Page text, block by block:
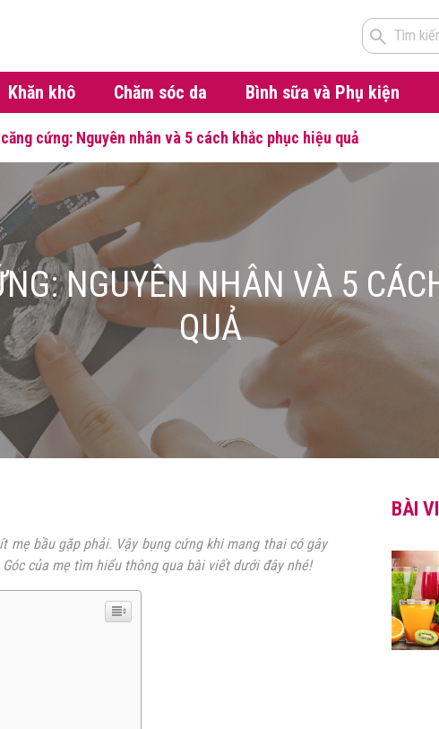
Tìm
Khăn khô Chăm sóc da Bình sữa và Phụ kiện
cứng: Nguyên nhân và 5 cách khắc phục hiệu quả
NGUYÊN NHÂN VÀ 5
QUẢ
mẹbầu gặp phải. Vậy bụng cứng khi mang thai có gây
Góc của mẹ tìm hiểu thông qua bài viết dưới đây nhé!
BÀI